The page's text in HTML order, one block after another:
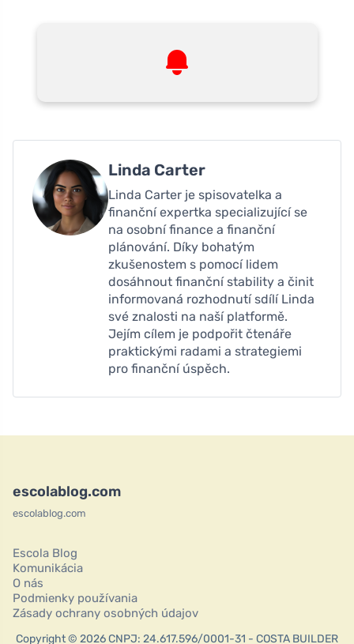
Linda Carter
Linda Carter je spisovatelka a
finanční expertka specializující se
na osobní finance a finanční
plánování. Díky bohatým
zkušenostem s pomocí lidem
dosáhnout finanční stability a činit
informovaná rozhodnutí sdílí Linda
své znalosti na naší platformě.
Jejím cílem je podpořit čtenáře
praktickými radami a strategiemi
pro finanční úspěch.
escolablog.com
escolablog.com
Escola Blog
Komunikácia
O nás
Podmienky používania
Zásady ochrany osobných údajov
Copyright © 2026 CNPJ: 24.617.596/0001-31 - COSTA BUILDER